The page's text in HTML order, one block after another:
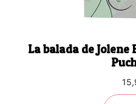
La balada de